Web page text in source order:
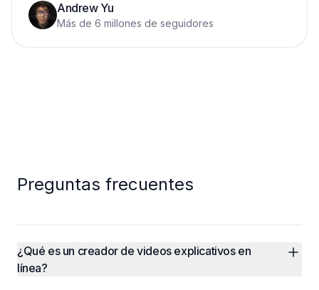
Andrew Yu
Más de 6 millones de seguidores
Preguntas frecuentes
¿Qué es un creador de videos explicativos en
línea?